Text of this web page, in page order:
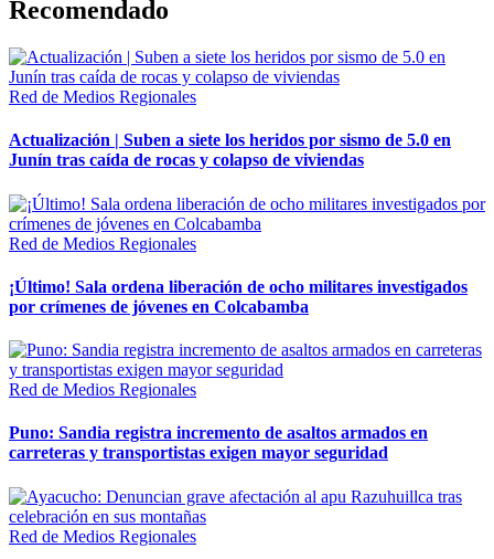
Recomendado
Red de Medios Regionales
Actualización | Suben a siete los heridos por sismo de 5.0 en
Junín tras caída de rocas y colapso de viviendas
Red de Medios Regionales
¡Último! Sala ordena liberación de ocho militares investigados
por crímenes de jóvenes en Colcabamba
Red de Medios Regionales
Puno: Sandia registra incremento de asaltos armados en
carreteras y transportistas exigen mayor seguridad
Red de Medios Regionales